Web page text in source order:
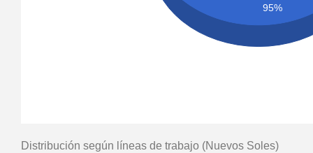
95%
Distribución según líneas de trabajo (Nuevos Soles)